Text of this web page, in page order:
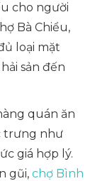
cho người
Bà Chiểu,
loại mặt
sản đến
quán ăn
trưng như
giá hợp lý.
gũi, chợ Bình